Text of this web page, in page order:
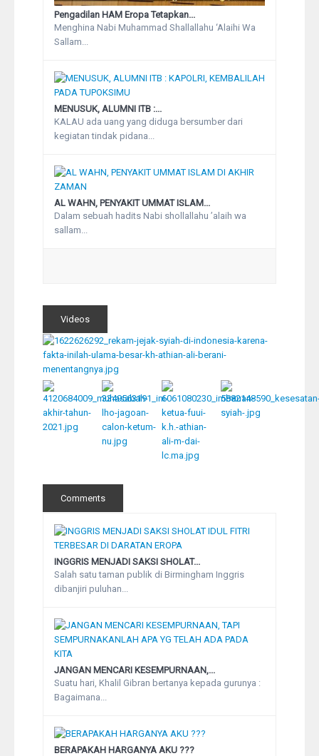
Pengadilan HAM Eropa Tetapkan...
Menghina Nabi Muhammad Shallallahu ‘Alaihi Wa
Sallam...
MENUSUK, ALUMNI ITB :...
KALAU ada uang yang diduga bersumber dari
kegiatan tindak pidana...
AL WAHN, PENYAKIT UMMAT ISLAM...
Dalam sebuah hadits Nabi shollallahu ’alaih wa
sallam...
Videos
Comments
INGGRIS MENJADI SAKSI SHOLAT...
Salah satu taman publik di Birmingham Inggris
dibanjiri puluhan...
JANGAN MENCARI KESEMPURNAAN,...
Suatu hari, Khalil Gibran bertanya kepada gurunya :
Bagaimana...
BERAPAKAH HARGANYA AKU ???